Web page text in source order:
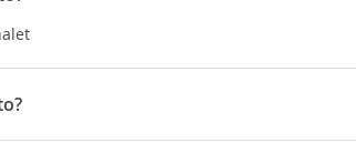
des Sapins